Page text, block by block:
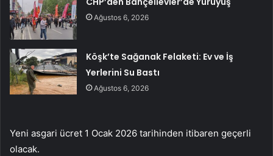
Ağustos 6, 2026
Köşk’te Sağanak Felaketi: Ev ve İş
Yerlerini Su Bastı
Ağustos 6, 2026
Yeni asgari ücret 1 Ocak 2026 tarihinden itibaren geçerli
olacak.